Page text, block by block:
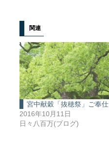
関連
宮中献穀「抜穂祭」ご奉仕
2016年10月11日
日々八百万(ブログ)